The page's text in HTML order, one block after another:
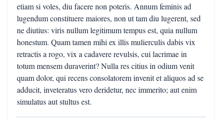
etiam si voles, diu facere non poteris. Annum feminis ad
lugendum constituere maiores, non ut tam diu lugerent, sed
ne diutius: viris nullum legitimum tempus est, quia nullum
honestum. Quam tamen mihi ex illis mulierculis dabis vix
retractis a rogo, vix a cadavere revulsis, cui lacrimae in
totum mensem duraverint? Nulla res citius in odium venit
quam dolor, qui recens consolatorem invenit et aliquos ad se
adducit, inveteratus vero deridetur, nec immerito; aut enim
simulatus aut stultus est.